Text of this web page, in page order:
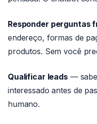
Responder perguntas
endereço, formas de
produtos. Sem você
Qualificar leads—
interessado antes de
humano.